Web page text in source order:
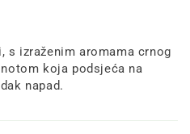
s izraženim aromama crnog
koja podsjeća na
napad.